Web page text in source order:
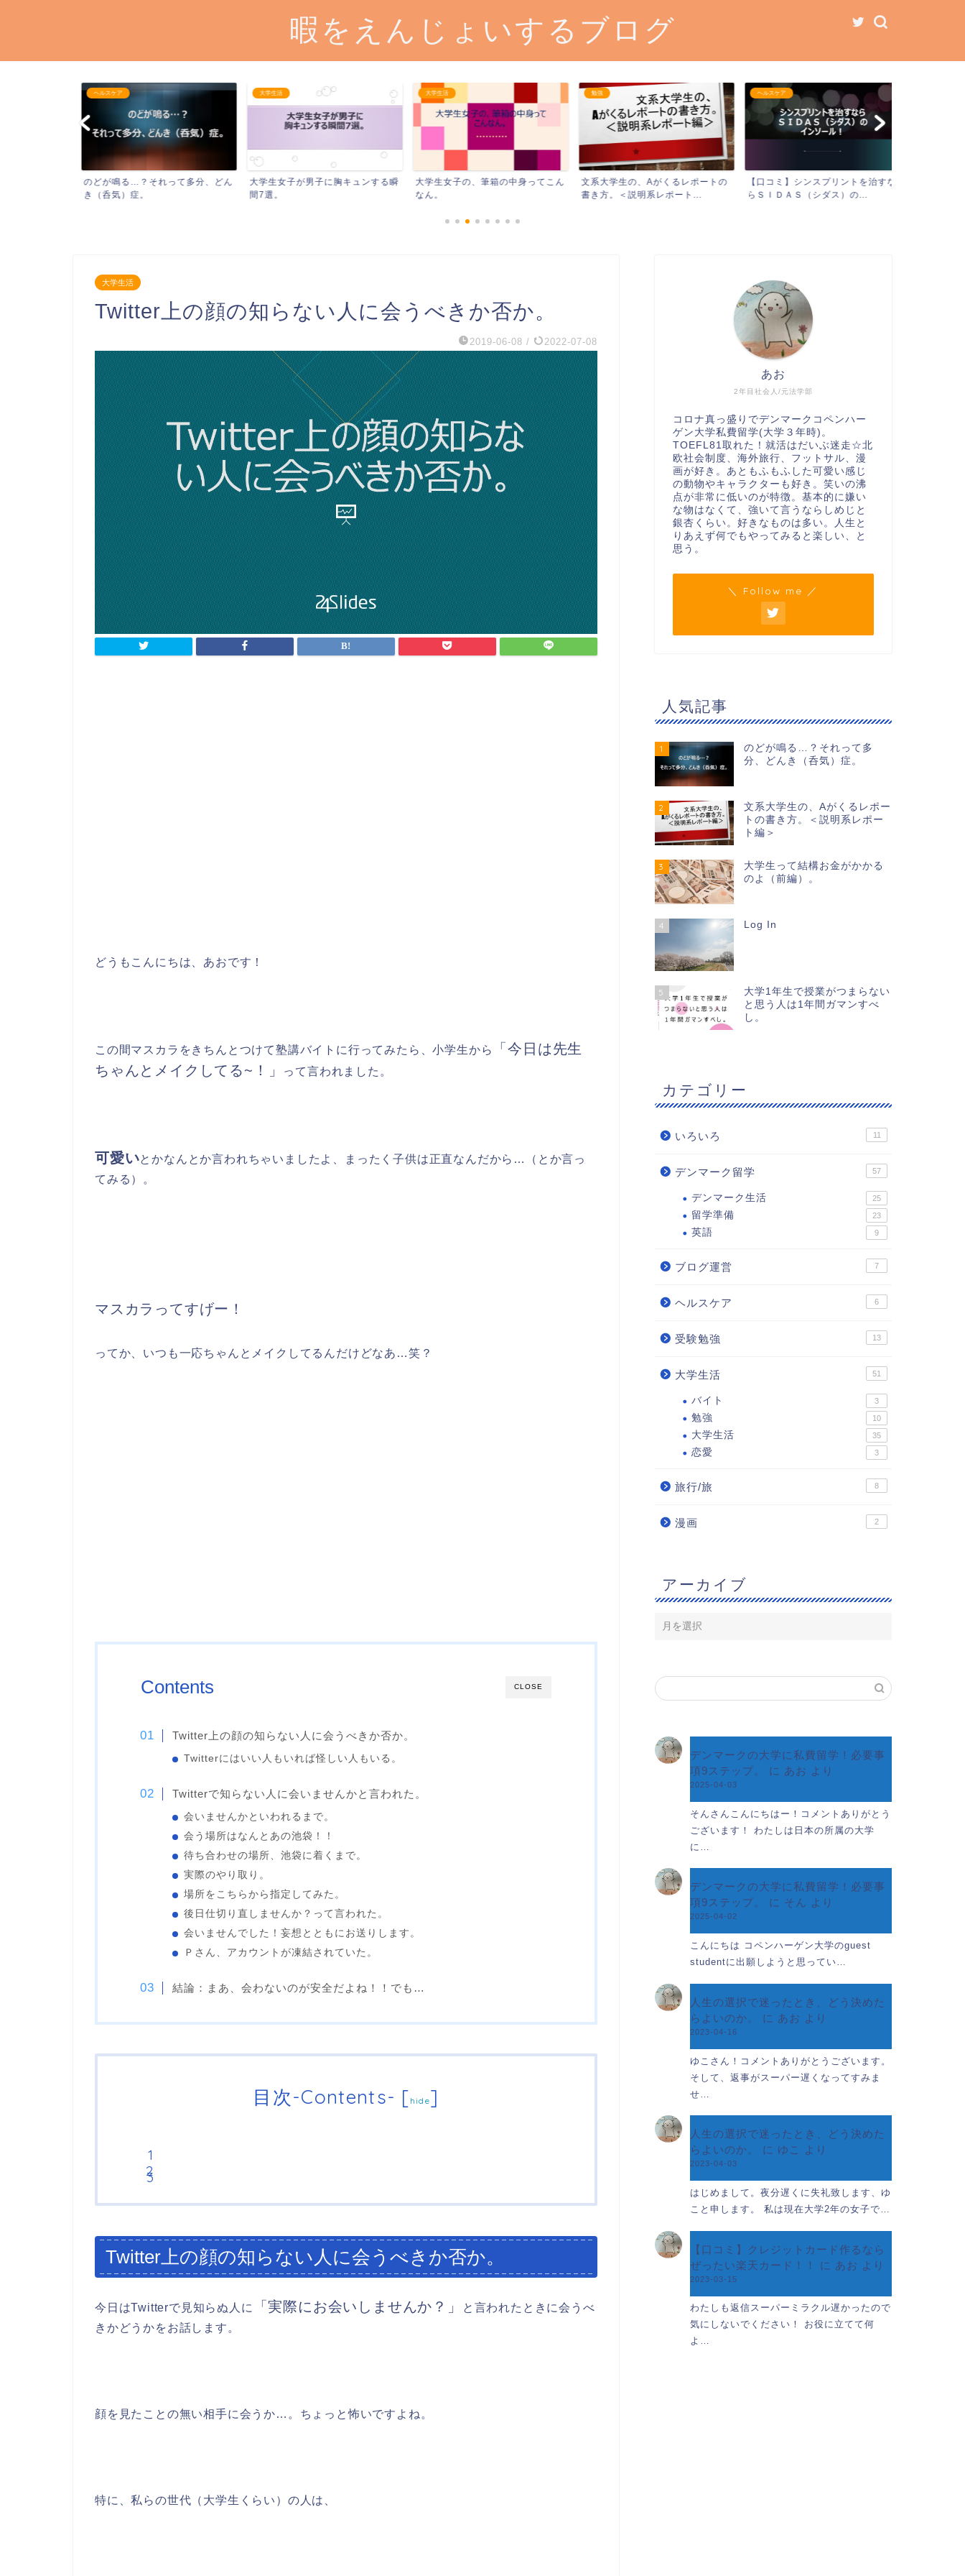
暇をえんじょいするブログ
ヘルスケア
のどが鳴る…？それって多分、どん
き（呑気）症。
大学生活
大学生女子が男子に胸キュンする瞬
間7選。
大学生活
大学生女子の、筆箱の中身ってこん
なん。
勉強
文系大学生の、Aがくるレポートの
書き方。＜説明系レポート...
ヘルスケア
【口コミ】シンスプリントを治すな
らＳＩＤＡＳ（シダス）の...
大学生活
Twitter上の顔の知らない人に会うべきか否か。
2019-06-08 / 2022-07-08
どうもこんにちは、あおです！
この間マスカラをきちんとつけて塾講バイトに行ってみたら、小学生から
「今日は先生
ちゃんとメイクしてる~ ！」 って言われました。
可愛いとかなんとか言われちゃいましたよ、まったく子供は正直なんだから…（とか言っ
てみる）。
マスカラってすげー！
ってか、いつも一応ちゃんとメイクしてるんだけどなあ…笑？
CLOSE
Contents
Twitter上の顔の知らない人に会うべきか否か。
Twitterにはいい人もいれば怪しい人もいる。
Twitterで知らない人に会いませんかと言われた。
会いませんかといわれるまで。
会う場所はなんとあの池袋！！
待ち合わせの場所、池袋に着くまで。
実際のやり取り。
場所をこちらから指定してみた。
後日仕切り直しませんか？って言われた。
会いませんでした！妄想とともにお送りします。
Ｐさん、アカウントが凍結されていた。
結論：まあ、会わないのが安全だよね！！でも…
目次-Contents- [ hide]
Twitter上の顔の知らない人に会うべきか否か。
今日はTwitterで見知らぬ人に 「実際にお会いしませんか？」
と言われたときに会うべ
きかどうかをお話します。
顔を見たことの無い相手に会うか…。ちょっと怖いですよね。
特に、私らの世代（大学生くらい）の人は、
2年目社会人/元法学部
あお
コロナ真っ盛りでデンマークコペンハー
ゲン大学私費留学(大学３年時)。
TOEFL81取れた！就活はだいぶ迷走☆北
欧社会制度、海外旅行、フットサル、漫
画が好き。あともふもふした可愛い感じ
の動物やキャラクターも好き。笑いの沸
点が非常に低いのが特徴。基本的に嫌い
な物はなくて、強いて言うならしめじと
銀杏くらい。好きなものは多い。人生と
りあえず何でもやってみると楽しい、と
思う。
＼ Follow me ／
人気記事
1
のどが鳴る…？それって多
分、どんき（呑気）症。
2
文系大学生の、Aがくるレポー
トの書き方。＜説明系レポー
ト編＞
3
大学生って結構お金がかかる
のよ（前編）。
4 Log In
5
大学1年生で授業がつまらない
と思う人は1年間ガマンすべ
し。
カテゴリー
いろいろ 11
デンマーク留学 57
デンマーク生活 25
留学準備 23
英語 9
ブログ運営 7
ヘルスケア 6
受験勉強 13
大学生活 51
バイト 3
勉強 10
大学生活 35
恋愛 3
旅行/旅 8
漫画 2
アーカイブ
デンマークの大学に私費留学！必要事
項9ステップ。
に あお より
2025-04-03
そんさんこんにちはー！コメントありがとう
ございます！ わたしは日本の所属の大学
に…
デンマークの大学に私費留学！必要事
項9ステップ。
に そん より
2025-04-02
こんにちは コペンハーゲン大学のguest
studentに出願しようと思ってい…
人生の選択で迷ったとき、どう決めた
らよいのか。
に あお より
2023-04-16
ゆこさん！コメントありがとうございます。
そして、返事がスーパー遅くなってすみま
せ…
人生の選択で迷ったとき、どう決めた
らよいのか。
に ゆこ より
2023-04-03
はじめまして。夜分遅くに失礼致します、ゆ
こと申します。 私は現在大学2年の女子で…
【口コミ】クレジットカード作るなら
ぜったい楽天カード！！
に あお より
2023-03-15
わたしも返信スーパーミラクル遅かったので
気にしないでください！ お役に立てて何
よ…